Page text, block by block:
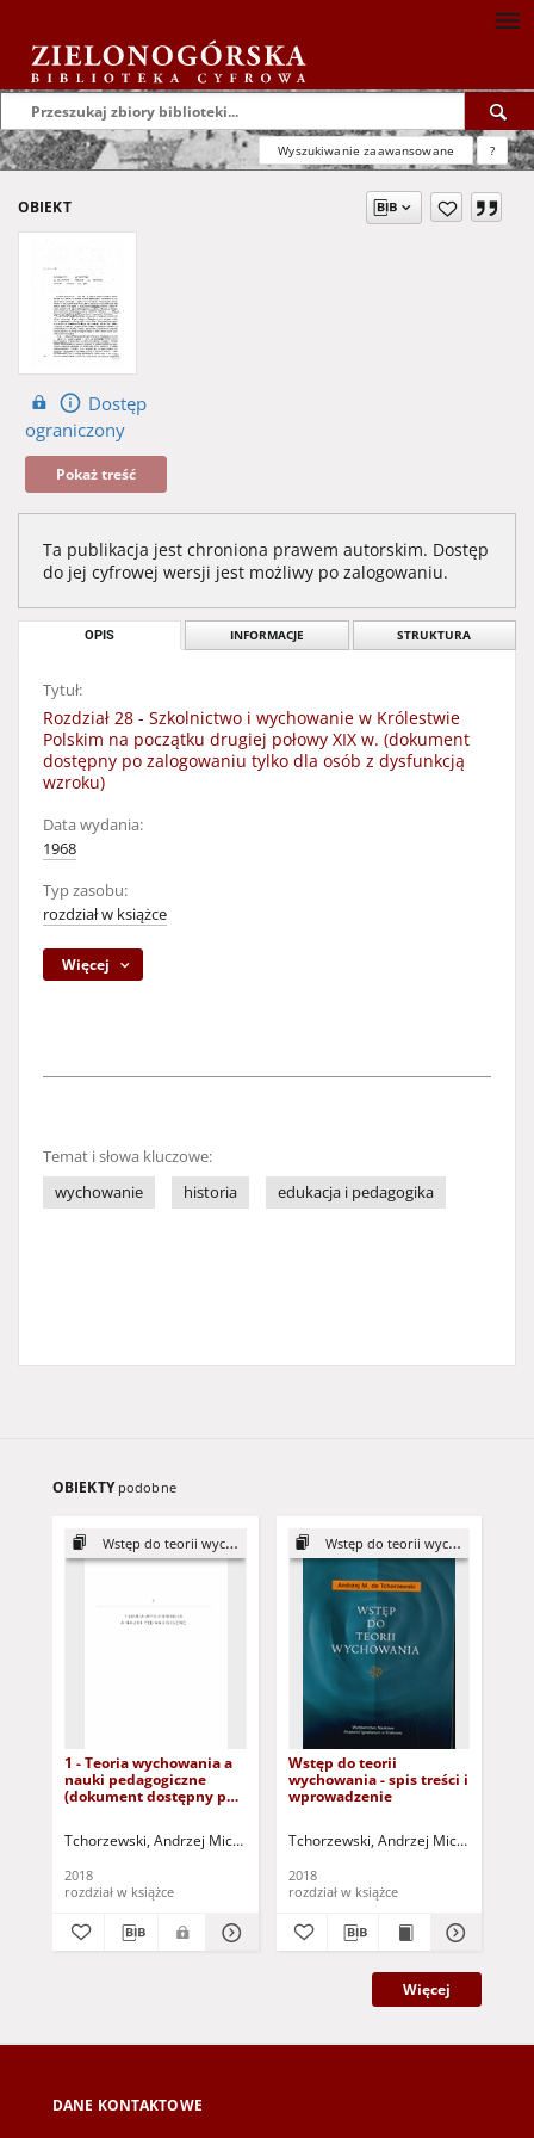
Wyszukiwanie zaawansowane ?
OBIEKT
Dostęp
ograniczony
Pokaż treść
Ta publikacja jest chroniona prawem autorskim. Dostęp
do jej cyfrowej wersji jest możliwy po zalogowaniu.
OPIS INFORMACJE STRUKTURA
Tytuł:
Rozdział 28 - Szkolnictwo i wychowanie w Królestwie
Polskim na początku drugiej połowy XIX w. (dokument
dostępny po zalogowaniu tylko dla osób z dysfunkcją
wzroku)
Data wydania:
1968
Typ zasobu:
rozdział w książce
Więcej
Temat i słowa kluczowe:
wychowanie
historia edukacja i pedagogika
OBIEKTY podobne
Wstęp do teorii wychowania
1 - Teoria wychowania a
nauki pedagogiczne
(dokument dostępny po
wzroku)
Tchorzewski, Andrzej Michał (1943- )
2018
rozdział w książce
Wstęp do teorii wychowania
Wstęp do teorii
wychowania - spis treści i
wprowadzenie
Tchorzewski, Andrzej Michał (1943- )
2018
rozdział w książce
Więcej
DANE KONTAKTOWE